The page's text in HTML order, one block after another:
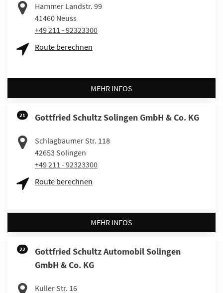
Hammer Landstr. 99
41460 Neuss
+49 211 - 92323300
Route berechnen
MEHR INFOS
21 Gottfried Schultz Solingen GmbH & Co. KG
Schlagbaumer Str. 118
42653 Solingen
+49 211 - 92323300
Route berechnen
MEHR INFOS
22
Gottfried Schultz Automobil Solingen
GmbH & Co. KG
Kuller Str. 16